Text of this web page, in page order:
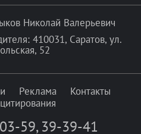
Николай Валерьевич
410031, Саратов, ул.
52
Реклама
Контакты
59, 39-39-41